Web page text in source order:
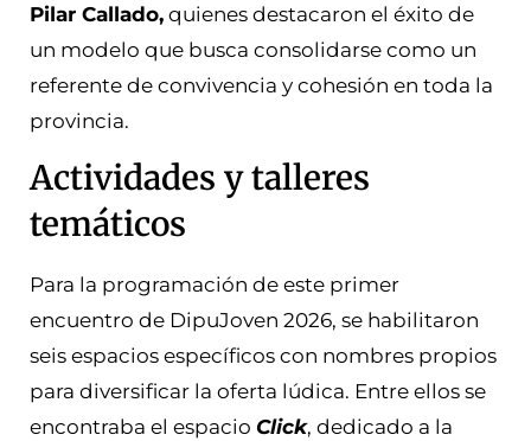
Pilar Callado, quienes destacaron el éxito de
un modelo que busca consolidarse como un
referente de convivencia y cohesión en toda la
provincia.
Actividades y talleres
temáticos
Para la programación de este primer
encuentro de DipuJoven 2026, se habilitaron
seis espacios específicos con nombres propios
para diversificar la oferta lúdica. Entre ellos se
encontraba el espacio Click, dedicado a la